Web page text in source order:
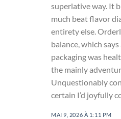
superlative way. It
much beat flavor
entirety else.
balance, which
packaging was
the mainly
Unquestionably
certain I’d joyfully
MAI 9, 2026 À 1:11 PM